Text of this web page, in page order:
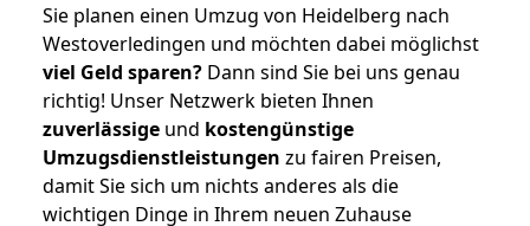
Sie planen einen Umzug von Heidelberg nach
Westoverledingen und möchten dabei möglichst
viel Geld sparen? Dann sind Sie bei uns genau
richtig! Unser Netzwerk bieten Ihnen
zuverlässige und kostengünstige
Umzugsdienstleistungen zu fairen Preisen,
damit Sie sich um nichts anderes als die
wichtigen Dinge in Ihrem neuen Zuhause